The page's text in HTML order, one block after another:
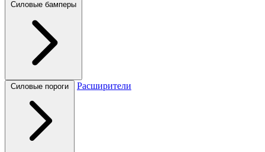
Силовые бамперы
Силовые пороги Расширители